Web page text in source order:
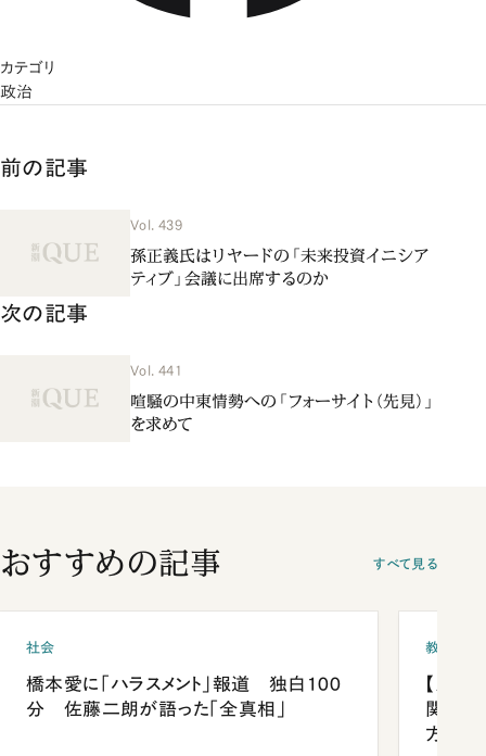
カテゴリ
政治
前の記事
Vol. 439
孫正義氏はリヤードの「未来投資イニシア
ティブ」会議に出席するのか
次の記事
Vol. 441
喧騒の中東情勢への「フォーサイト（先見）」
を求めて
おすすめの記事 すべて見る
社会
橋本愛に「ハラスメント」報道 独白100
分 佐藤二朗が語った「全真相」
教育
【九州
関西
方